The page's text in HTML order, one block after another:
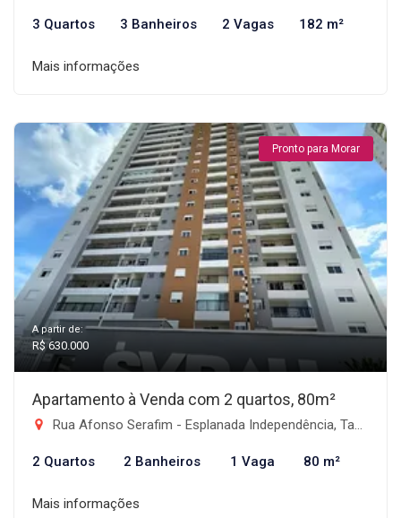
3 Quartos 3 Banheiros 2 Vagas 182 m²
Mais informações
Pronto para Morar
A partir de:
R$ 630.000
Apartamento à Venda com 2 quartos, 80m²
Rua Afonso Serafim - Esplanada Independência, Taubaté-SP
2 Quartos 2 Banheiros 1 Vaga 80 m²
Mais informações